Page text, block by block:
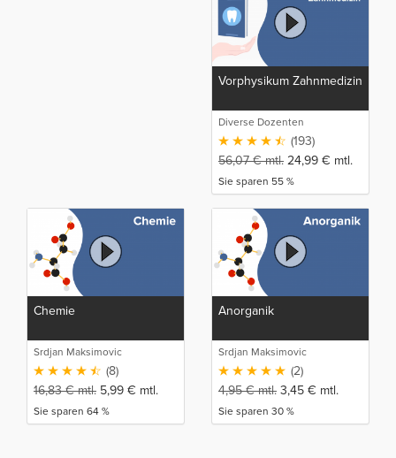
Vorphysikum Zahnmedizin
Diverse Dozenten
(193)
56,07€mtl. 24,99 € mtl.
Sie sparen 55 %
Chemie
Srdjan Maksimovic
(8)
16,83€mtl. 5,99 € mtl.
Sie sparen 64 %
Anorganik
Srdjan Maksimovic
(2)
4,95€mtl. 3,45 € mtl.
Sie sparen 30 %